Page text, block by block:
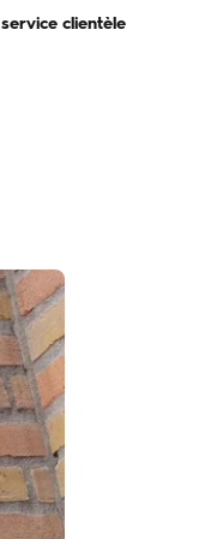
service clientèle